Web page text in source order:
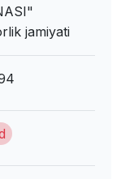
jamiyati